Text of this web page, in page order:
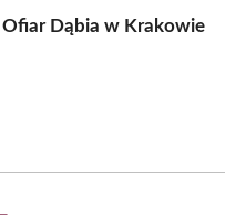
Dąbia w Krakowie